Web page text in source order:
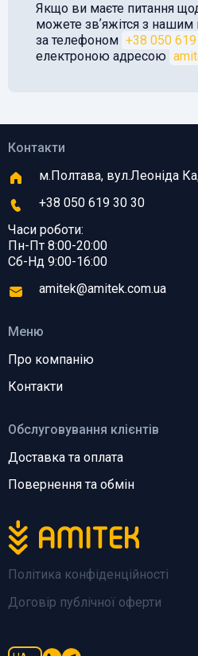
Якщо ви маєте питання
можете звʼяжітся з
за телефоном +38 050
електроною адресою
Політика конфіденційності
Договір публічної оферти
Обслуговування клієнтів
Доставка та оплата
Повернення та обмін
Меню
Про компанію
Контакти
Контакти
м.Полтава, вул.Леоніда
+38 050 619 30 30
Часи роботи:
Пн-Пт 8:00-20:00
Сб-Нд 9:00-16:00
amitek@amitek.com.ua